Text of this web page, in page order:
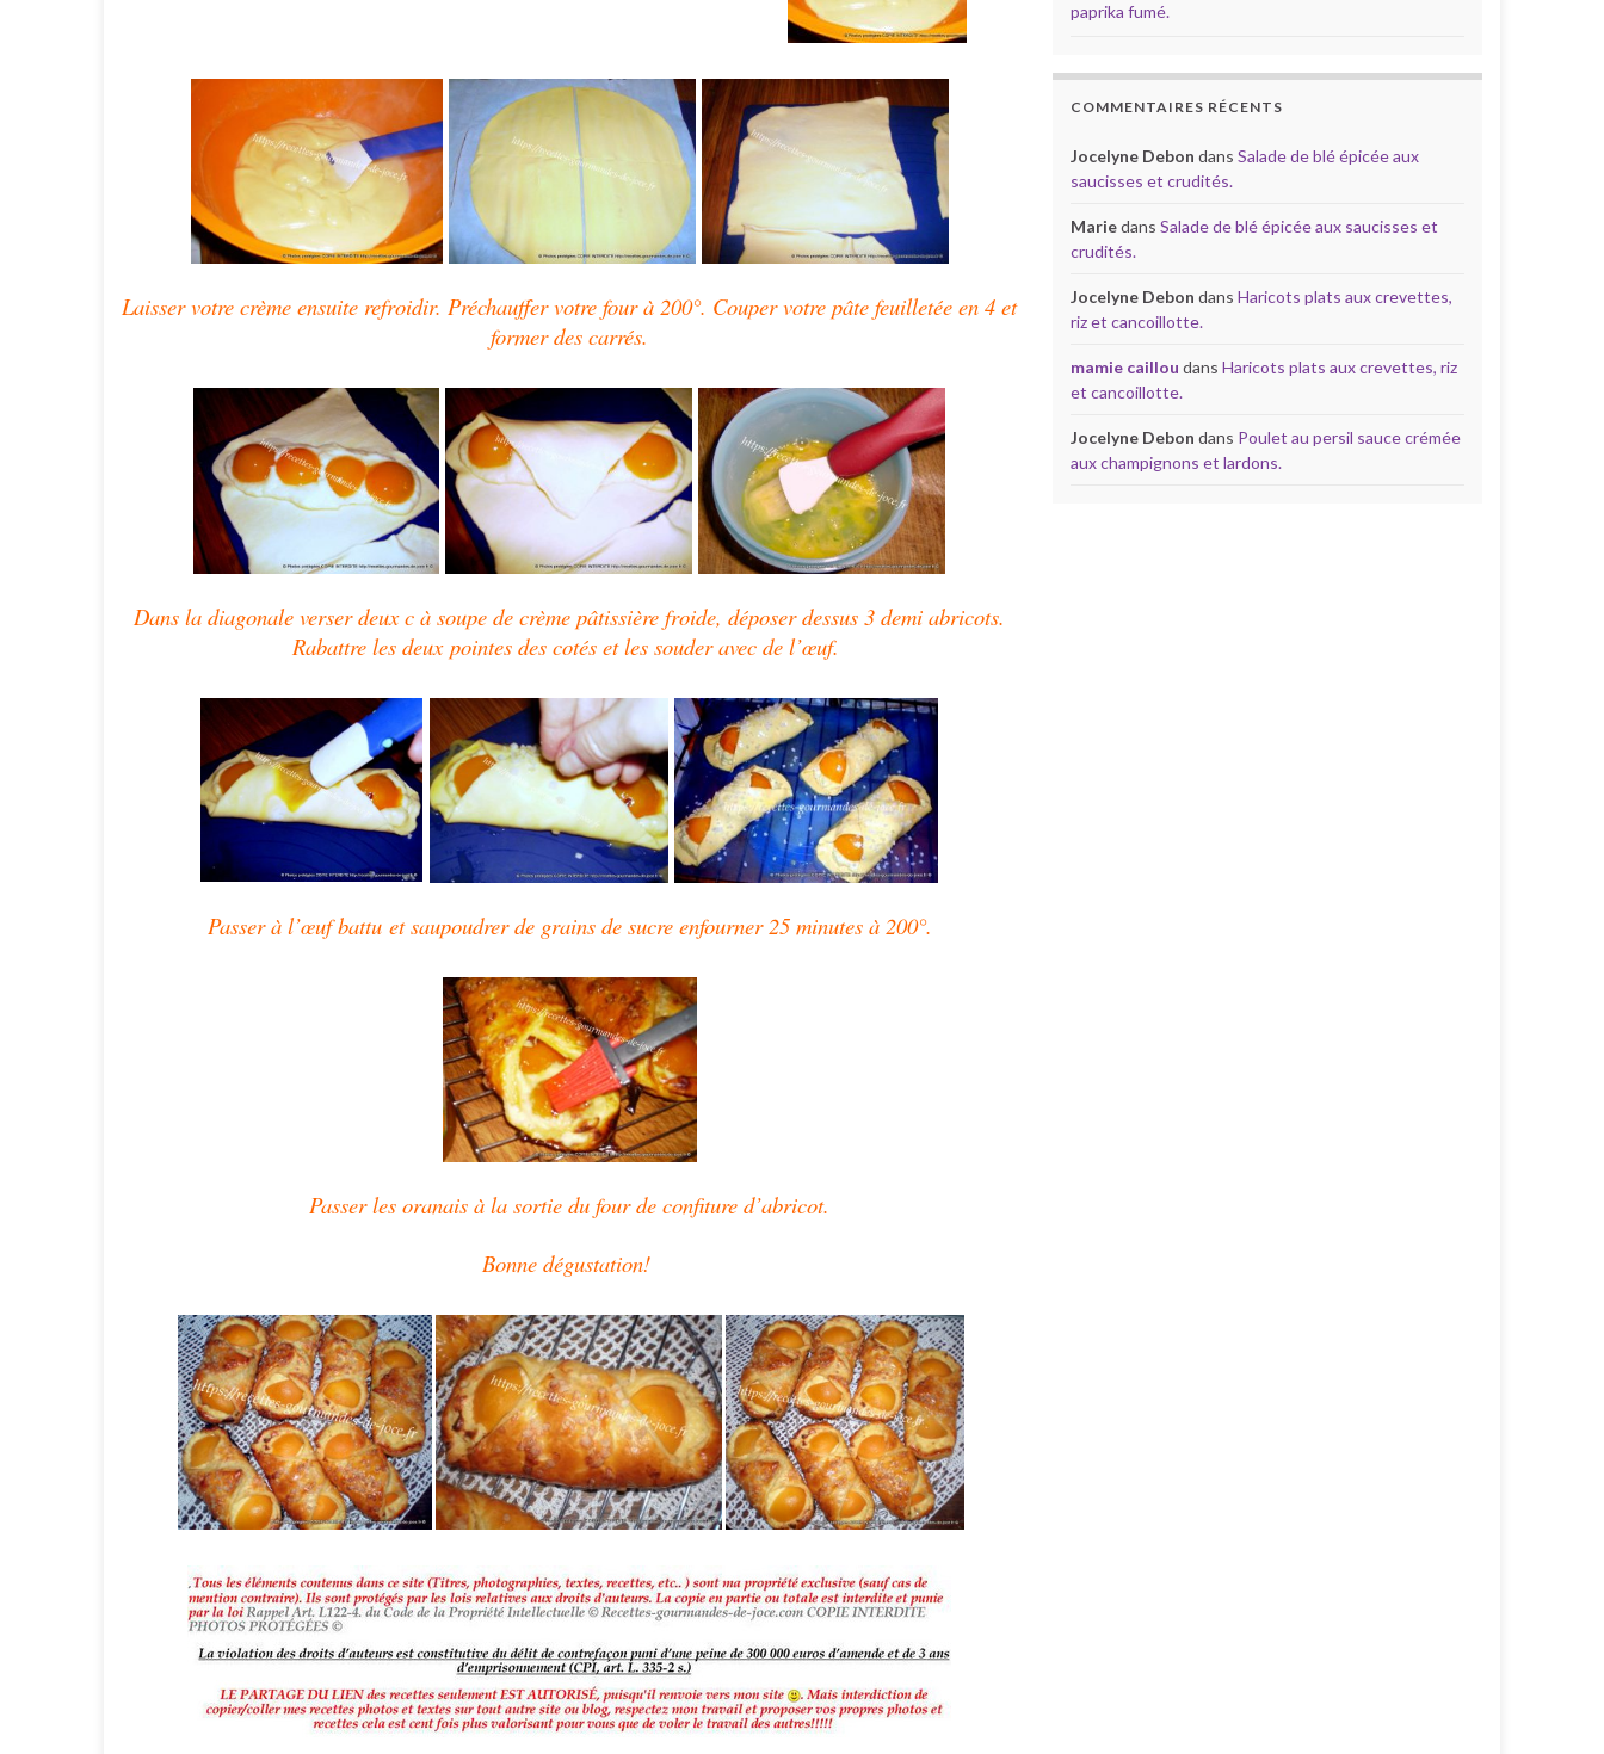
Laisser votre crème ensuite refroidir. Préchauffer votre four à 200°. Couper votre pâte feuilletée en 4 et
former des carrés.
Dans la diagonale verser deux c à soupe de crème pâtissière froide, déposer dessus 3 demi abricots.
Rabattre les deux pointes des cotés et les souder avec de l’œuf.
Passer à l’œuf battuet saupoudrer de grains de sucre enfourner 25 minutes à 200°.
Passer les oranais à la sortie du four de confiture d’abricot.
Bonne dégustation!
paprika fumé.
COMMENTAIRES RÉCENTS
Jocelyne Debon dans Salade de blé épicée aux
saucisses et crudités.
Mariedans Salade de blé épicée aux saucisses et
crudités.
Jocelyne Debon dans Haricots plats aux crevettes,
riz et cancoillotte.
mamie caillou dans Haricots plats aux crevettes, riz
et cancoillotte.
Jocelyne Debon dans Poulet au persil sauce crémée
aux champignons et lardons.